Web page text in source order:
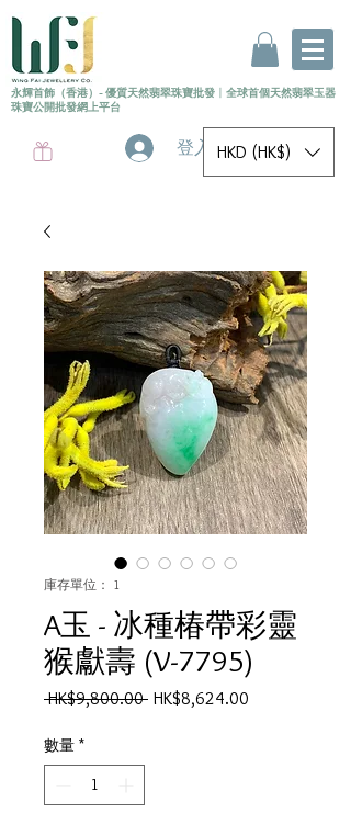
永輝首飾（香港）- 優質天然翡翠珠寶批發 〡 全球首個天然翡翠玉器
珠寶公開批發網上平台
登入 HKD (HK$)
庫存單位： 1
A玉 - 冰種椿帶彩靈
猴獻壽 (V-7795)
HK$9,800.00 一HK$8,624.00
數量 *